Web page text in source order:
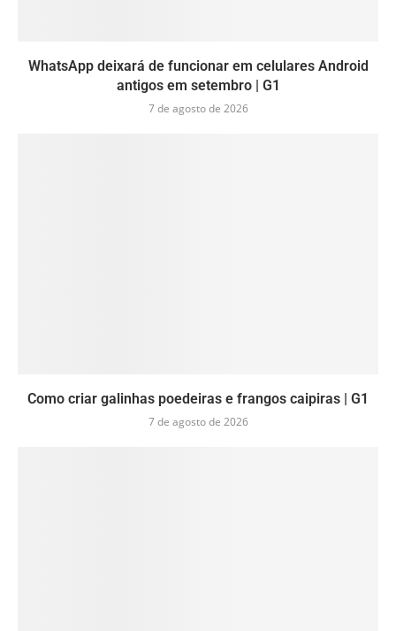
WhatsApp deixará de funcionar em celulares Android
antigos em setembro | G1
7 de agosto de 2026
Como criar galinhas poedeiras e frangos caipiras | G1
7 de agosto de 2026